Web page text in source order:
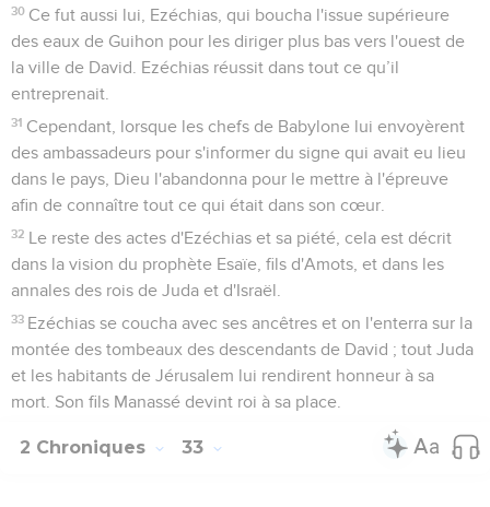
30 Ce fut aussi lui, Ezéchias, qui boucha l'issue supérieure
des eaux de Guihon pour les diriger plus bas vers l'ouest de
la ville de David. Ezéchias réussit dans tout ce qu’il
entreprenait.
31 Cependant, lorsque les chefs de Babylone lui envoyèrent
des ambassadeurs pour s'informer du signe qui avait eu lieu
dans le pays, Dieu l'abandonna pour le mettre à l'épreuve
afin de connaître tout ce qui était dans son cœur.
32 Le reste des actes d'Ezéchias et sa piété, cela est décrit
dans la vision du prophète Esaïe, fils d'Amots, et dans les
annales des rois de Juda et d'Israël.
33 Ezéchias se coucha avec ses ancêtres et on l'enterra sur la
montée des tombeaux des descendants de David ; tout Juda
et les habitants de Jérusalem lui rendirent honneur à sa
mort. Son fils Manassé devint roi à sa place.
2 Chroniques 33